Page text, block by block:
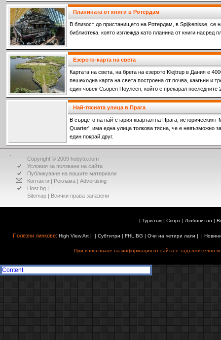
Планината от книги в Ротердам
В близост до пристанището на Ротердам, в Spijkenisse, се
библиотека, която изглежда като планина от книги насред
Езерото-карта на света
Картата на света, на брега на езерото Klejtrup в Дания е
пешеходна карта на света построена от почва, камъни и
един човек-Сьорен Поулсен, който е прекарал последните
го построи.
Най-тясната улица в Прага
В сърцето на най-стария квартал на Прага, историческият
Quarter', има една улица толкова тясна, че е невъзможно
един покрай друг.
Copyright © 2009 hobyto.com
Условия за ползване на сайта
Публикуване на вашите материали
Контакти | Реклама | Advertising
Host.bg |
Sitemap | Всички права запазени
| Туризъм| Спорт| Любопитно|
Полезни линкове: High View Art| | Субтитри | FHL.BG | Очи на четири лапи | |
При използване на информация от сайта е задължително
Content